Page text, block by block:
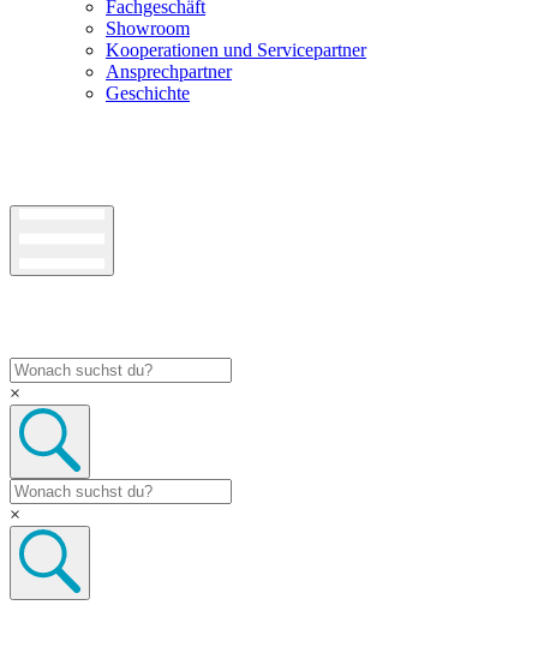
Fachgeschäft
Showroom
Kooperationen und Servicepartner
Ansprechpartner
Geschichte
×
×